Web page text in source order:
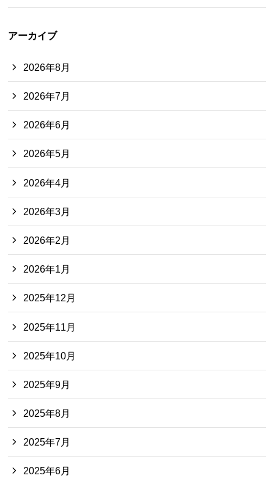
アーカイブ
2026年8月
2026年7月
2026年6月
2026年5月
2026年4月
2026年3月
2026年2月
2026年1月
2025年12月
2025年11月
2025年10月
2025年9月
2025年8月
2025年7月
2025年6月